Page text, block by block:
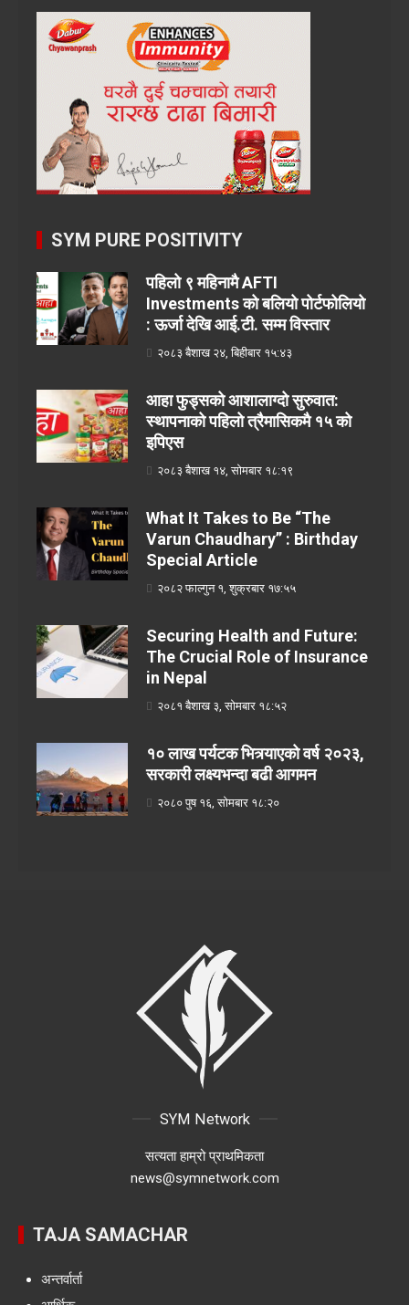
SYM PURE POSITIVITY
पहिलो ९ महिनामै AFTI
Investments को बलियो पोर्टफोलियो
: ऊर्जा देखि आई.टी. सम्म विस्तार
२०८३ बैशाख २४, बिहीबार १५:४३
आहा फुड्सको आशालाग्दो सुरुवात:
स्थापनाको पहिलो त्रैमासिकमै १५ को
इपिएस
२०८३ बैशाख १४, सोमबार १८:१९
What It Takes to Be “The
Varun Chaudhary” : Birthday
Special Article
२०८२ फाल्गुन १, शुक्रबार १७:५५
Securing Health and Future:
The Crucial Role of Insurance
in Nepal
२०८१ बैशाख ३, सोमबार १८:५२
१० लाख पर्यटक भित्र्याएको वर्ष २०२३,
सरकारी लक्ष्यभन्दा बढी आगमन
२०८० पुष १६, सोमबार १८:२०
SYM Network
सत्यता हाम्रो प्राथमिकता
news@symnetwork.com
TAJA SAMACHAR
अन्तर्वार्ता